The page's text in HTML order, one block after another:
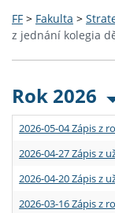
FF > Fakulta >
z jednání kolegia
Rok 2026
2026-05-04 Zápis z
2026-04-27 Zápis z
2026-04-20 Zápis z
2026-03-16 Zápis z